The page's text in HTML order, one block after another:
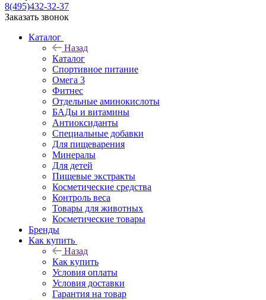
8(495)432-32-37
Заказать звонок
Каталог
Назад
Каталог
Спортивное питание
Омега 3
Фитнес
Отдельные аминокислоты
БАДы и витамины
Антиоксиданты
Специальные добавки
Для пищеварения
Минералы
Для детей
Пищевые экстракты
Косметические средства
Контроль веса
Товары для животных
Косметические товары
Бренды
Как купить
Назад
Как купить
Условия оплаты
Условия доставки
Гарантия на товар